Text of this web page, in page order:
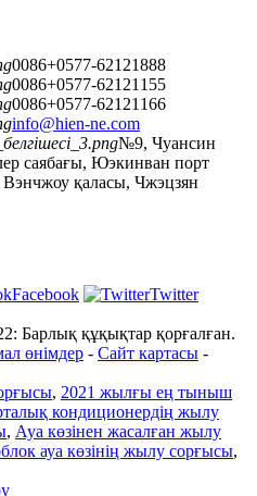
0086+0577-62121888
0086+0577-62121155
0086+0577-62121166
info@hien-ne.com
№9, Чуансин
саябағы, Юэкинван порт
қаласы, Чжэцзян
Facebook
Twitter
Барлық құқықтар қорғалған.
өнімдер - Сайт картасы -
, 2021 жылғы ең тыныш
кондиционердің жылу
, Ауа көзінен жасалған жылу
ауа көзінің жылу сорғысы,